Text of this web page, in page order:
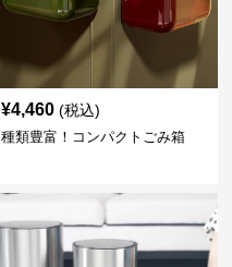
¥4,460 (税込)
種類豊富！コンパクトごみ箱